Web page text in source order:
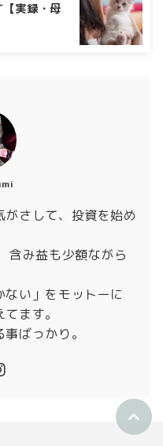
実録・母
さして、投資を始め
含み益も少額ながら
ない」をモットーに
ます。
ばっかり。